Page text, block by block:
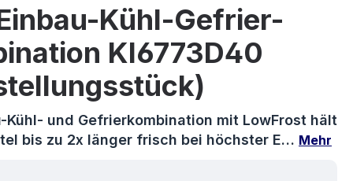
Kühl-Gefrier-
KI6773D40
Kühl- und Gefrierkombination mit LowFrost hält
bis zu 2x länger frisch bei höchster E… Mehr